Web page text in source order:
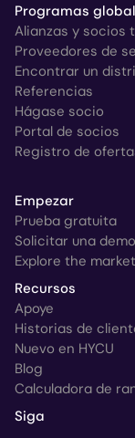
Programas
Alianzas y socios
Proveedores de
Encontrar un
Referencias
Hágase socio
Portal de socios
Registro de
Empezar
Prueba gratuita
Solicitar una
Explore the
Recursos
Apoye
Historias de
Nuevo en HYCU
Blog
Calculadora de
Siga